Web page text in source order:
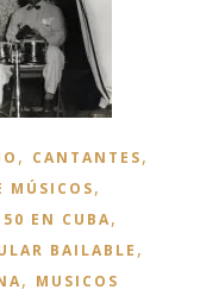
, CANTANTES,
MÚSICOS,
50 EN CUBA,
BAILABLE ,
, MUSICOS